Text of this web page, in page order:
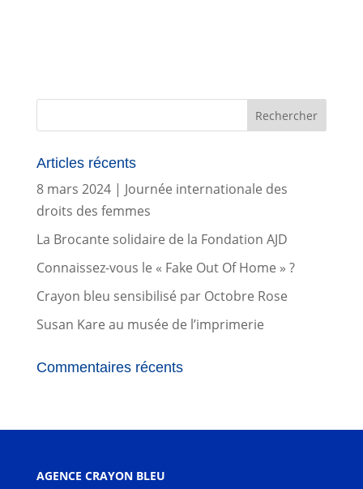
Articles récents
8 mars 2024 | Journée internationale des
droits des femmes
La Brocante solidaire de la Fondation AJD
Connaissez-vous le « Fake Out Of Home » ?
Crayon bleu sensibilisé par Octobre Rose
Susan Kare au musée de l’imprimerie
Commentaires récents
AGENCE CRAYON BLEU